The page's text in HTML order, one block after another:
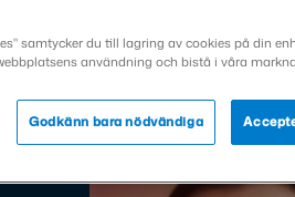
samtycker du till lagring av cookies på din
användning och bistå i våra
Godkänn bara nödvändiga